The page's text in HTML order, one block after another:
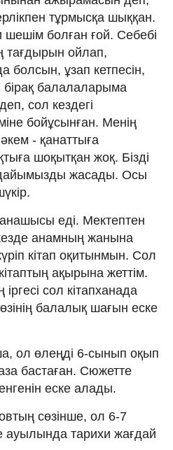
тұрмысқа шыққан.
болған ғой. Себебі
ойлап,
болсын, ұзап кетпесін,
бірақ балалаларыма
сол кездегі
бойұсынған. Менің
әкем - қанаттыға
шоқытқан жоқ. Бізді
жасады. Осы
еді. Мектептен
анамның жанына
кітап оқитынмын. Сол
ақырына жеттім.
сол кітапханада
балалық шағын еске
ол өлеңді 6-сынып оқып
бастаған. Сюжетте
еске алады.
сөзінше, ол 6-7
ауылында тарихи жағдай